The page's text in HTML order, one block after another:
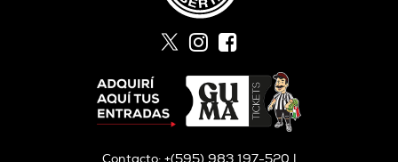
Contacto: +(595) 983 197-520 |